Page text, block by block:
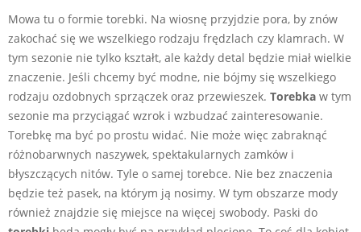
Mowa tu o formie torebki. Na wiosnę przyjdzie pora, by znów
zakochać się we wszelkiego rodzaju frędzlach czy klamrach. W
tym sezonie nie tylko kształt, ale każdy detal będzie miał wielkie
znaczenie. Jeśli chcemy być modne, nie bójmy się wszelkiego
rodzaju ozdobnych sprzączek oraz przewieszek. Torebka w tym
sezonie ma przyciągać wzrok i wzbudzać zainteresowanie.
Torebkę ma być po prostu widać. Nie może więc zabraknąć
różnobarwnych naszywek, spektakularnych zamków i
błyszczących nitów. Tyle o samej torebce. Nie bez znaczenia
będzie też pasek, na którym ją nosimy. W tym obszarze mody
również znajdzie się miejsce na więcej swobody. Paski do